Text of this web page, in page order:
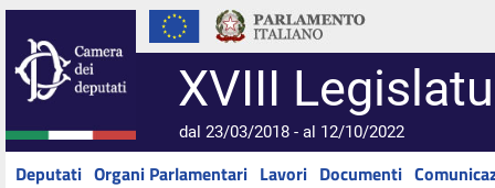
XVIII
dal 23/03/2018 - al 12/10/2022
Deputati Organi Parlamentari Lavori Documenti